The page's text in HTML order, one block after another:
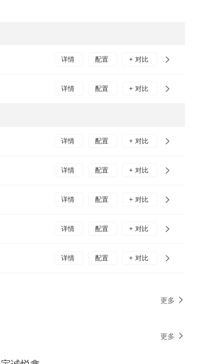
详情 配置 + 对比
详情 配置 + 对比
详情 配置 + 对比
详情 配置 + 对比
详情 配置 + 对比
详情 配置 + 对比
详情 配置 + 对比
更多
更多